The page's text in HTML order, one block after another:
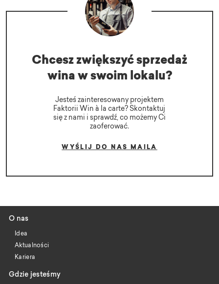
Chcesz zwiększyć sprzedaż
wina w swoim lokalu?
Jesteś zainteresowany projektem
Faktorii Win à la carte? Skontaktuj
się z nami i sprawdź, co możemy Ci
zaoferować.
WYŚLIJ DO NAS MAILA
O nas
Idea
Aktualności
Kariera
Gdzie jesteśmy